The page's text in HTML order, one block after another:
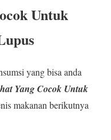
Untuk
yang bisa anda
Yang Cocok Untuk
makanan berikutnya